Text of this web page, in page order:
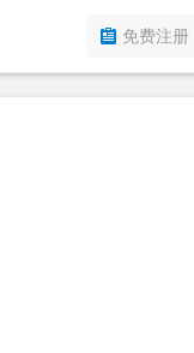
免费注册